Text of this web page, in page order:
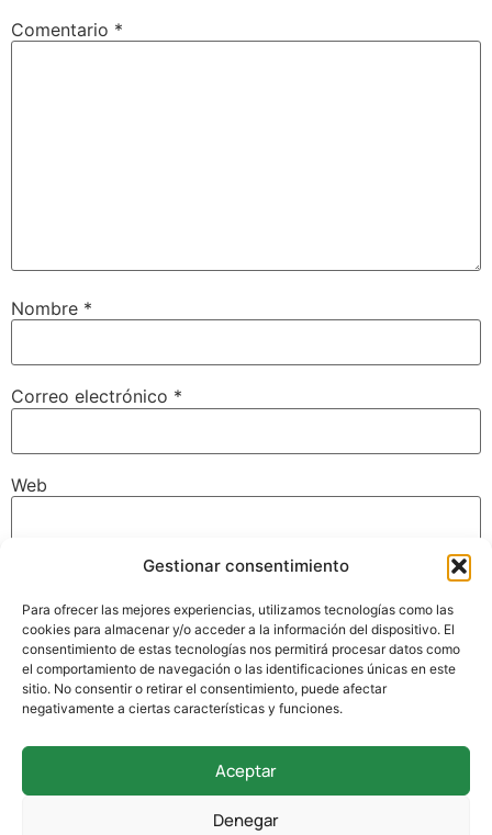
Gestionar consentimiento
Para ofrecer las mejores experiencias, utilizamos tecnologías como las
cookies para almacenar y/o acceder a la información del dispositivo. El
consentimiento de estas tecnologías nos permitirá procesar datos como
el comportamiento de navegación o las identificaciones únicas en este
sitio. No consentir o retirar el consentimiento, puede afectar
negativamente a ciertas características y funciones.
Aceptar
Denegar
Comentario *
Nombre *
Correo electrónico *
Web
navegador para la próxima vez que comente.